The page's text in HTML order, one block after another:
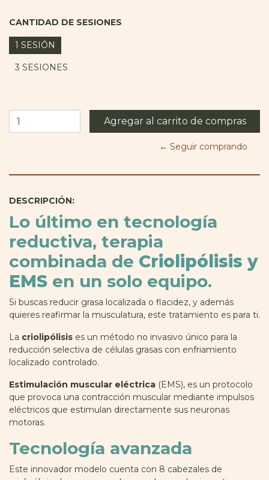
CANTIDAD DE SESIONES
1 SESIÓN
3 SESIONES
← Seguir comprando
DESCRIPCIÓN:
Lo último en tecnología
reductiva, terapia
combinada de Criolipólisis y
EMS en un solo equipo.
Si buscas reducir grasa localizada o flacidez, y además
quieres reafirmar la musculatura, este tratamiento es para ti.
La criolipólisis es un método no invasivo único para la
reducción selectiva de células grasas con enfriamiento
localizado controlado.
Estimulación muscular eléctrica (EMS), es un protocolo
que provoca una contracción muscular mediante impulsos
eléctricos que estimulan directamente sus neuronas
motoras.
Tecnología avanzada
Este innovador modelo cuenta con 8 cabezales de